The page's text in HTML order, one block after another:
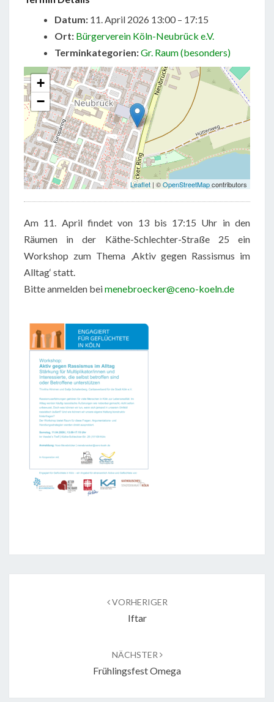
Datum: 11. April 2026 13:00 – 17:15
Ort: Bürgerverein Köln-Neubrück e.V.
Terminkategorien:Gr. Raum (besonders)
+
−
Leaflet | ©OpenStreetMapcontributors
Am 11. April findet von 13 bis 17:15 Uhr in den
Räumen in der Käthe-Schlechter-Straße 25 ein
Workshop zum Thema ‚Aktiv gegen Rassismus im
Alltag‘ statt.
Bitte anmelden beimenebroecker@ceno-koeln.de
VORHERIGER
Iftar
NÄCHSTER
Frühlingsfest Omega